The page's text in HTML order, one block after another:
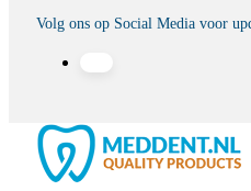
Volg ons op Social Media voor